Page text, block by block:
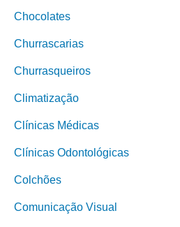
Chocolates
Churrascarias
Churrasqueiros
Climatização
Clínicas Médicas
Clínicas Odontológicas
Colchões
Comunicação Visual